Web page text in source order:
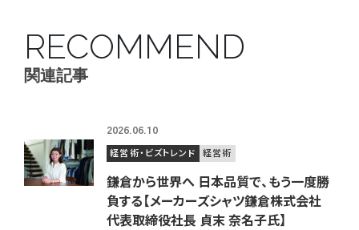
関連記事
RECOMMEND
2026.06.10
経営術・ビズトレンド 経営術
鎌倉から世界へ 日本品質で、もう一度勝
負する【メーカーズシャツ鎌倉株式会社
代表取締役社長 貞末 奈名子氏】